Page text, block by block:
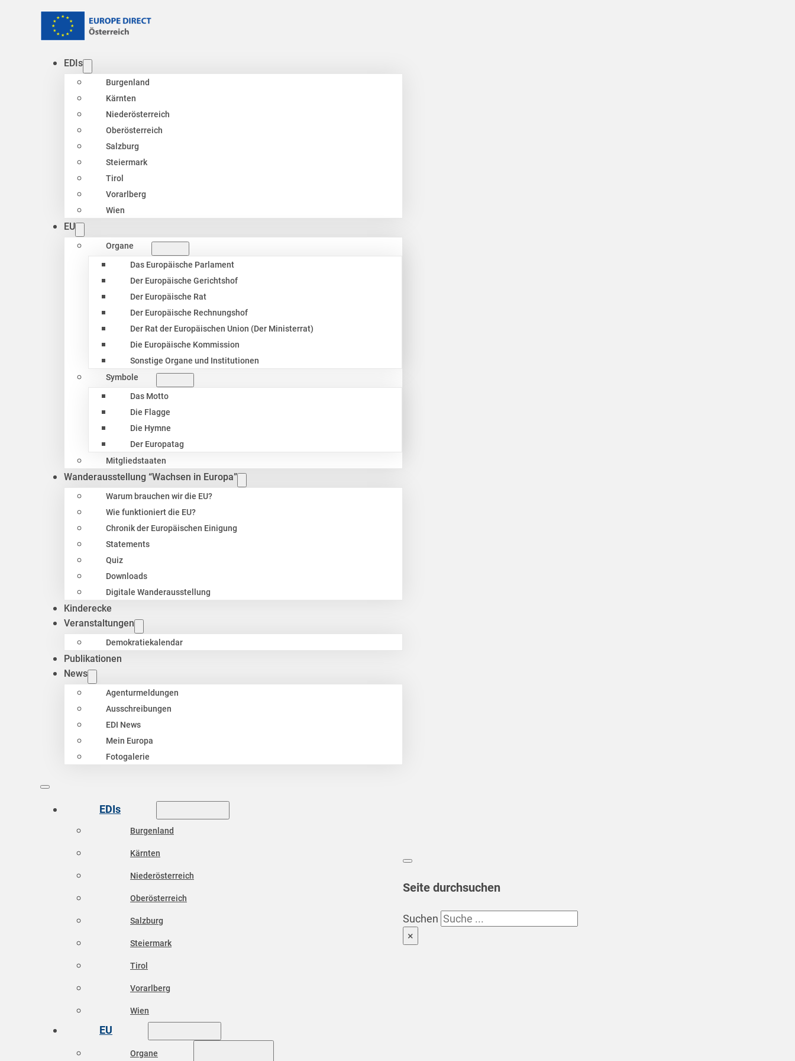
EDIs
Burgenland
Kärnten
Niederösterreich
Oberösterreich
Salzburg
Steiermark
Tirol
Vorarlberg
Wien
EU
Organe
Das Europäische Parlament
Der Europäische Gerichtshof
Der Europäische Rat
Der Europäische Rechnungshof
Der Rat der Europäischen Union (Der Ministerrat)
Die Europäische Kommission
Sonstige Organe und Institutionen
Symbole
Das Motto
Die Flagge
Die Hymne
Der Europatag
Mitgliedstaaten
Wanderausstellung “Wachsen in Europa”
Warum brauchen wir die EU?
Wie funktioniert die EU?
Chronik der Europäischen Einigung
Statements
Quiz
Downloads
Digitale Wanderausstellung
Kinderecke
Veranstaltungen
Demokratiekalendar
Publikationen
News
Agenturmeldungen
Ausschreibungen
EDI News
Mein Europa
Fotogalerie
EDIs
Burgenland
Kärnten
Niederösterreich
Oberösterreich
Salzburg
Steiermark
Tirol
Vorarlberg
Wien
EU
Organe
Seite durchsuchen
Suchen
×